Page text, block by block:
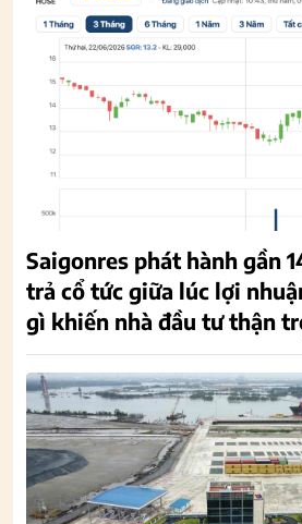
Saigonres phát hành gần
trả cổ tức giữa lúc lợi
gì khiến nhà đầu tư thận